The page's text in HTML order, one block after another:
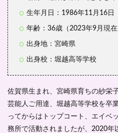
経歴
2.1
2003
日テ
ェニ
に選
出
2.2
役者
生年月日：1986年11月16日
年齢：36歳（2023年9月現在
出身地：宮崎県
出身校：堀越高等学校
佐賀県生まれ、宮崎県育ちの紗栄
芸能人ご用達、堀越高等学校を卒
ってからはトップコート、エイベ
務所で活動されましたが、2020年